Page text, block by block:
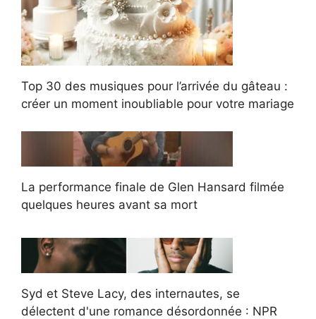
Top 30 des musiques pour l’arrivée du gâteau :
créer un moment inoubliable pour votre mariage
La performance finale de Glen Hansard filmée
quelques heures avant sa mort
Syd et Steve Lacy, des internautes, se
délectent d'une romance désordonnée : NPR